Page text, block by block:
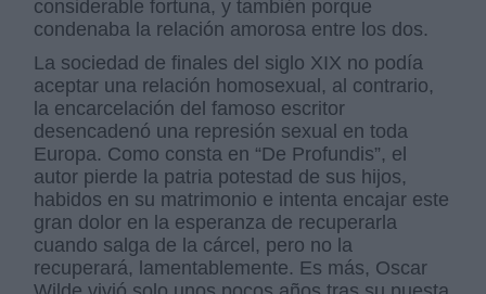
considerable fortuna, y también porque
condenaba la relación amorosa entre los dos.
La sociedad de finales del siglo XIX no podía
aceptar una relación homosexual, al contrario,
la encarcelación del famoso escritor
desencadenó una represión sexual en toda
Europa. Como consta en “De Profundis”, el
autor pierde la patria potestad de sus hijos,
habidos en su matrimonio e intenta encajar este
gran dolor en la esperanza de recuperarla
cuando salga de la cárcel, pero no la
recuperará, lamentablemente. Es más, Oscar